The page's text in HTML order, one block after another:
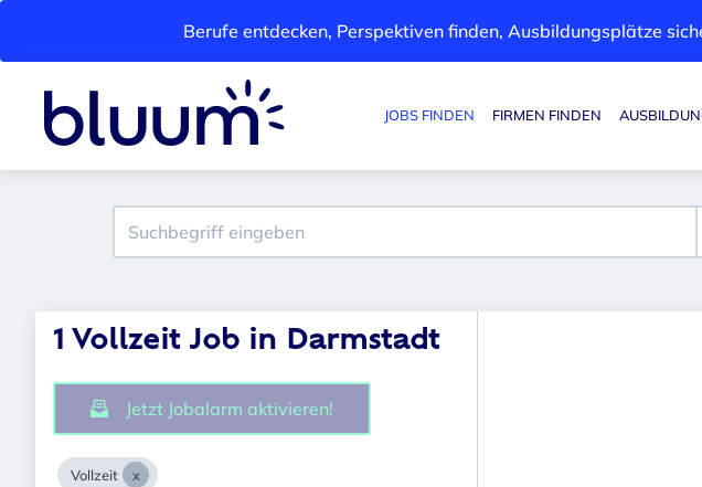
Berufe entdecken, Perspektiven finden, Ausbildungsplätze
JOBS FINDEN FIRMEN FINDEN
1 Vollzeit Job in Darmstadt
Jetzt Jobalarm aktivieren!
Vollzeit